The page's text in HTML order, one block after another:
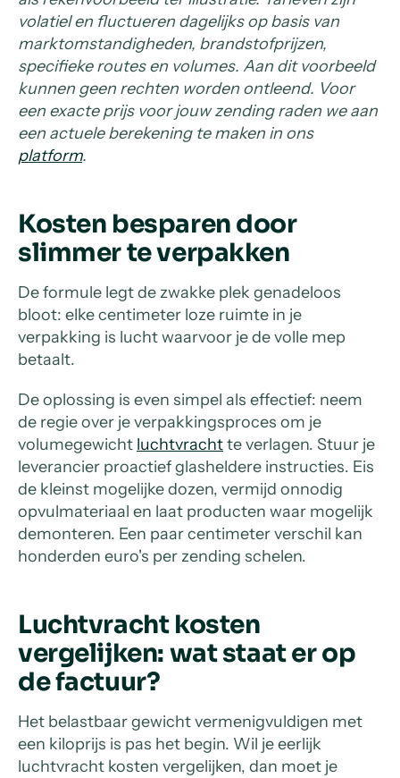
volatiel en fluctueren dagelijks op basis van
marktomstandigheden, brandstofprijzen,
specifieke routes en volumes. Aan dit voorbeeld
kunnen geen rechten worden ontleend. Voor
een exacte prijs voor jouw zending raden we aan
een actuele berekening te maken in ons
platform.
Kosten besparen door
slimmer te verpakken
De formule legt de zwakke plek genadeloos
bloot: elke centimeter loze ruimte in je
verpakking is lucht waarvoor je de volle mep
betaalt.
De oplossing is even simpel als effectief: neem
de regie over je verpakkingsproces om je
volumegewicht luchtvrachtte verlagen. Stuur je
leverancier proactief glasheldere instructies. Eis
de kleinst mogelijke dozen, vermijd onnodig
opvulmateriaal en laat producten waar mogelijk
demonteren. Een paar centimeter verschil kan
honderden euro's per zending schelen.
Luchtvracht kosten
vergelijken: wat staat er op
de factuur?
Het belastbaar gewicht vermenigvuldigen met
een kiloprijs is pas het begin. Wil je eerlijk
luchtvracht kosten vergelijken, dan moet je